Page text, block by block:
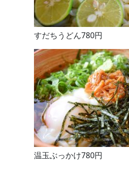
すだちうどん780円
温玉ぶっかけ780円